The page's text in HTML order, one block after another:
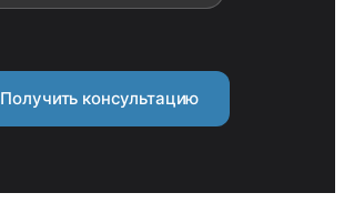
Получить консультацию